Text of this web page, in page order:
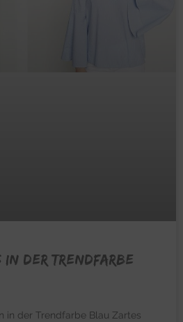
in der Trendfarbe
in der Trendfarbe Blau Zartes